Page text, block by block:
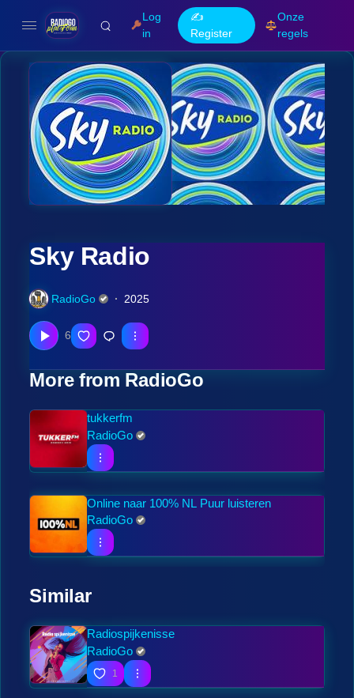
Log
in
✍️
Register
Onze
regels
Sky Radio
RadioGo 2025
6
More from RadioGo
tukkerfm
RadioGo
Online naar 100% NL Puur luisteren
RadioGo
Similar
Radiospijkenisse
RadioGo
1